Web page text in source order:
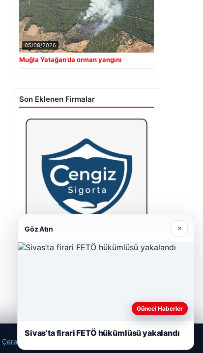
05/08/2026
Muğla Yatağan’da orman yangını
Son Eklenen Firmalar
Çerez Politikamız
Göz Atın ×
Güncel Haberler
Sivas’ta firari FETÖ hükümlüsü yakalandı